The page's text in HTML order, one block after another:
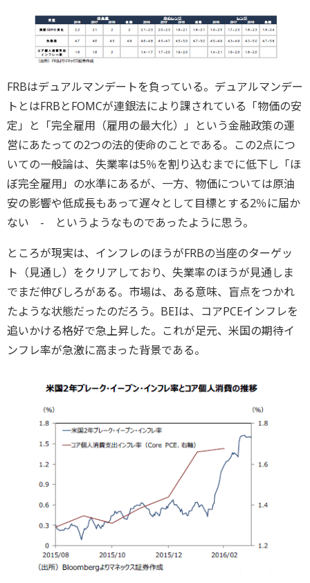
FRBはデュアルマンデートを負っている。デュアルマンデー
トとはFRBとFOMCが連銀法により課されている「物価の安
定」と「完全雇用（雇用の最大化）」という金融政策の運
営にあたっての2つの法的使命のことである。この2点につ
いての一般論は、失業率は5％を割り込むまでに低下し「ほ
ぼ完全雇用」の水準にあるが、一方、物価については原油
安の影響や低成長もあって遅々として目標とする2％に届か
ない - というようなものであったように思う。
ところが現実は、インフレのほうがFRBの当座のターゲッ
ト（見通し）をクリアしており、失業率のほうが見通しま
でまだ伸びしろがある。市場は、ある意味、盲点をつかれ
たような状態だったのだろう。BEIは、コアPCEインフレを
追いかける格好で急上昇した。これが足元、米国の期待イ
ンフレ率が急激に高まった背景である。